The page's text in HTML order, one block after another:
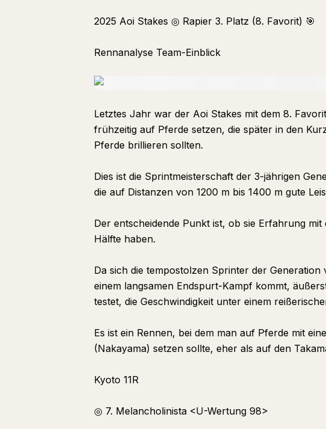
2025 Aoi Stakes ◎ Rapier 3. Platz (8. Favorit) 🎯
Rennanalyse Team-Einblick
Letztes Jahr war der Aoi Stakes mit dem 8.
frühzeitig auf Pferde setzen, die später in den
Pferde brillieren sollten.
Dies ist die Sprintmeisterschaft der 3-jährigen
die auf Distanzen von 1200 m bis 1400 m gute
Der entscheidende Punkt ist, ob sie Erfahrung
Hälfte haben.
Da sich die tempostolzen Sprinter der
einem langsamen Endspurt-Kampf kommt,
testet, die Geschwindigkeit unter einem
Es ist ein Rennen, bei dem man auf Pferde mit
(Nakayama) setzen sollte, eher als auf den
Kyoto 11R
◎ 7. Melancholinista <U-Wertung 98>